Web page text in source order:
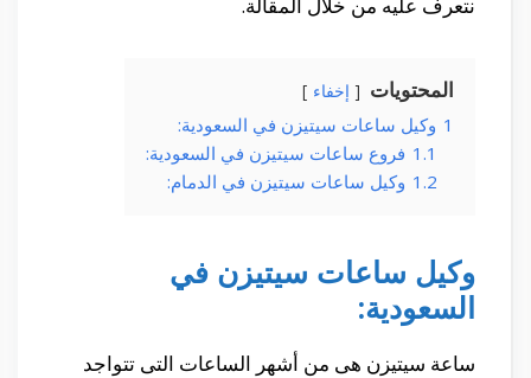
المحتويات إخفاء
1 وكيل ساعات سيتيزن في السعودية:
1.1 فروع ساعات سيتيزن في السعودية:
1.2 وكيل ساعات سيتيزن في الدمام:
وكيل ساعات سيتيزن في
السعودية:
ساعة سيتيزن هى من أشهر الساعات التى تتواجد